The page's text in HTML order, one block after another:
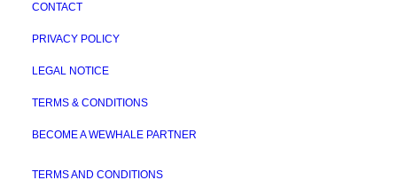
CONTACT
PRIVACY POLICY
LEGAL NOTICE
TERMS & CONDITIONS
BECOME A WEWHALE PARTNER
TERMS AND CONDITIONS